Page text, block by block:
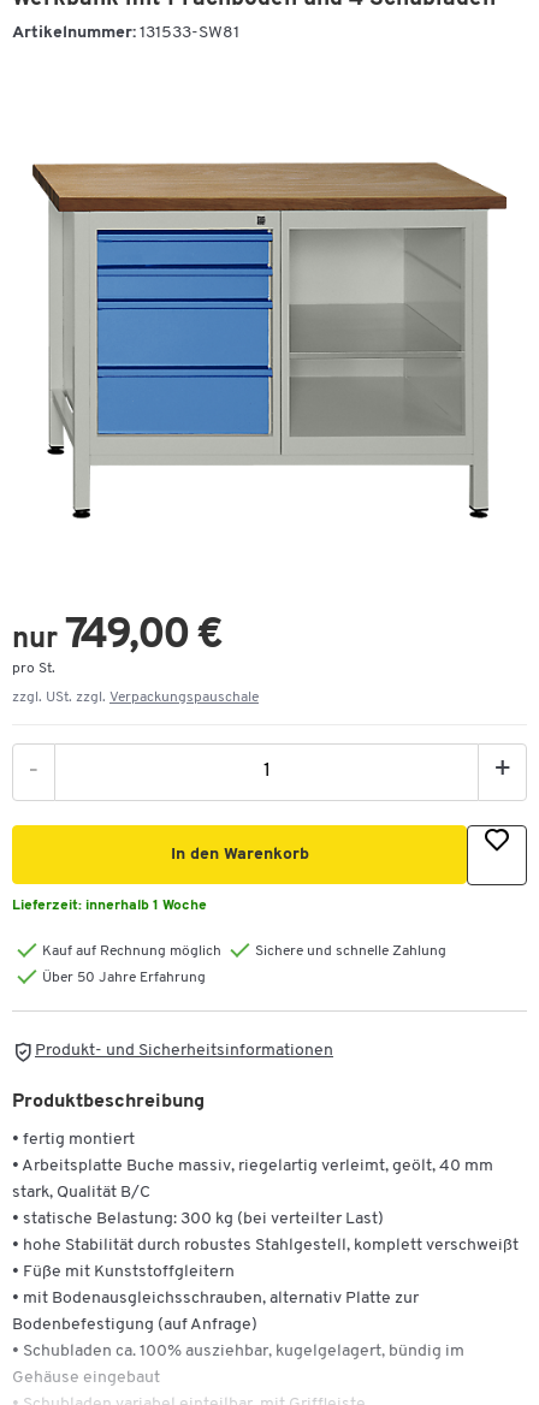
Artikelnummer: 131533-SW81
nur 749,00 €
pro St.
zzgl. USt. zzgl. Verpackungspauschale
- +
In den Warenkorb
Lieferzeit: innerhalb 1 Woche
Kauf auf Rechnung möglich
Sichere und schnelle Zahlung
Über 50 Jahre Erfahrung
Produkt- und Sicherheitsinformationen
Produktbeschreibung
• fertig montiert
• Arbeitsplatte Buche massiv, riegelartig verleimt, geölt, 40 mm
stark, Qualität B/C
• statische Belastung: 300 kg (bei verteilter Last)
• hohe Stabilität durch robustes Stahlgestell, komplett verschweißt
• Füße mit Kunststoffgleitern
• mit Bodenausgleichsschrauben, alternativ Platte zur
Bodenbefestigung (auf Anfrage)
• Schubladen ca. 100% ausziehbar, kugelgelagert, bündig im
Gehäuse eingebaut